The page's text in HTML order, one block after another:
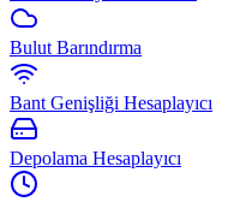
Bulut Barındırma
Bant Genişliği Hesaplayıcı
Depolama Hesaplayıcı